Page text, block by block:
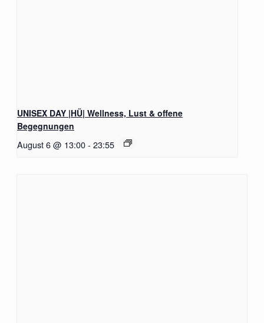
UNISEX DAY |HÜ| Wellness, Lust & offene
Begegnungen
August 6 @ 13:00- 23:55